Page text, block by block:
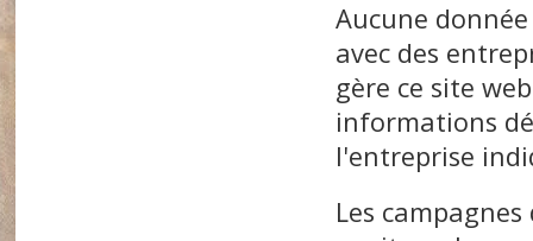
Aucune
avec des
gère ce site
informations
l'entreprise
Les